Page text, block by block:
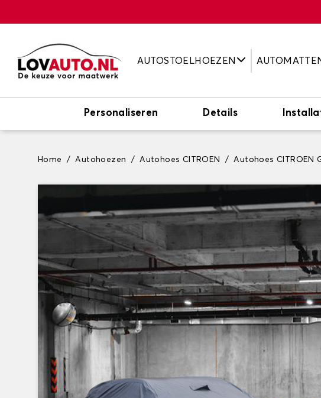
AUTOSTOELHOEZEN
Personaliseren Details
Home Autohoezen Autohoes CITROEN Autohoes CITROEN